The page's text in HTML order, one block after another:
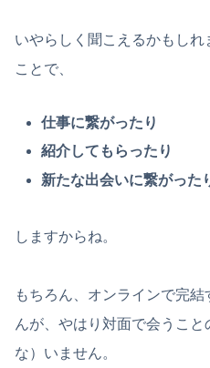
いやらしく聞こえるかもしれ
ことで、
仕事に繋がったり
紹介してもらったり
新たな出会いに繋がった
しますからね。
もちろん、オンラインで完
んが、やはり対面で会うこと
な）いません。